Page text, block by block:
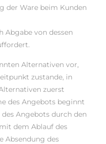
der Ware beim Kunden
Abgabe von dessen
Alternativen vor,
zustande, in
zuerst
des Angebots beginnt
Angebots durch den
dem Ablauf des
Absendung des